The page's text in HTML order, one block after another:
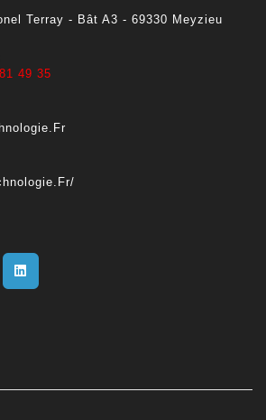
Terray - Bât A3 - 69330 Meyzieu
49 35